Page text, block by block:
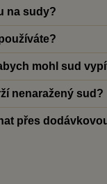
na sudy?
mohl sud
nenaražený sud?
přes